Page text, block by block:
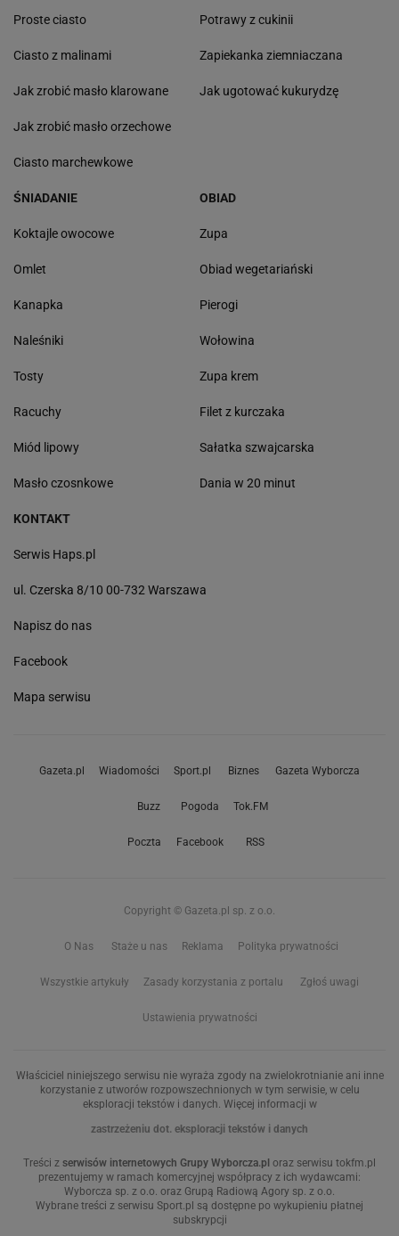
Proste ciasto
Ciasto z malinami
Jak zrobić masło klarowane
Jak zrobić masło orzechowe
Ciasto marchewkowe
Potrawy z cukinii
Zapiekanka ziemniaczana
Jak ugotować kukurydzę
ŚNIADANIE
Koktajle owocowe
Omlet
Kanapka
Naleśniki
Tosty
Racuchy
Miód lipowy
Masło czosnkowe
OBIAD
Zupa
Obiad wegetariański
Pierogi
Wołowina
Zupa krem
Filet z kurczaka
Sałatka szwajcarska
Dania w 20 minut
KONTAKT
Serwis Haps.pl
ul. Czerska 8/10 00-732 Warszawa
Napisz do nas
Facebook
Mapa serwisu
Gazeta.pl Wiadomości Sport.pl Biznes Gazeta Wyborcza
Buzz Pogoda Tok.FM
Poczta Facebook RSS
Copyright © Gazeta.pl sp. z o.o.
O Nas Staże u nas Reklama Polityka prywatności
Wszystkie artykuły Zasady korzystania z portalu Zgłoś uwagi
Ustawienia prywatności
Właściciel niniejszego serwisu nie wyraża zgody na zwielokrotnianie ani inne
korzystanie z utworów rozpowszechnionych w tym serwisie, w celu
eksploracji tekstów i danych. Więcej informacji w
zastrzeżeniu dot. eksploracji tekstów i danych
Treści z serwisów internetowych Grupy Wyborcza.pl oraz serwisu tokfm.pl
prezentujemy w ramach komercyjnej współpracy z ich wydawcami:
Wyborcza sp. z o.o. oraz Grupą Radiową Agory sp. z o.o.
Wybrane treści z serwisu Sport.pl są dostępne po wykupieniu płatnej
subskrypcji